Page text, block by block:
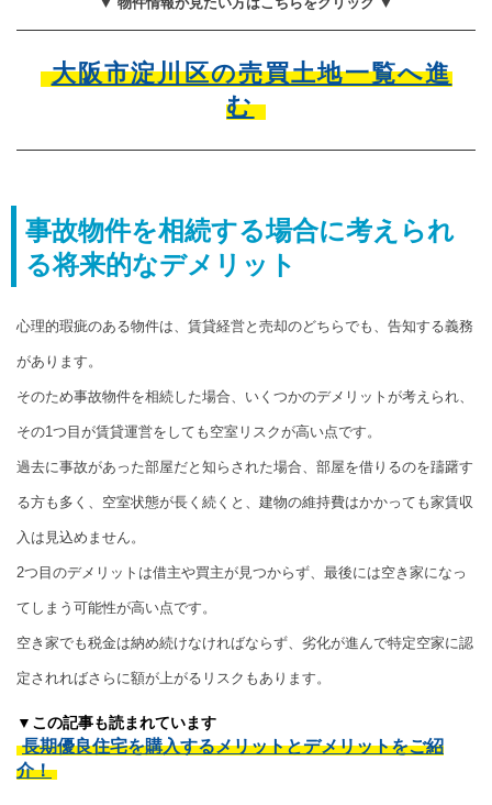
大阪市淀川区の売買土地一覧へ進
む
事故物件を相続する場合に考えられ
る将来的なデメリット
心理的瑕疵のある物件は、賃貸経営と売却のどちらでも、告知する義務
があります。
そのため事故物件を相続した場合、いくつかのデメリットが考えられ、
その1つ目が賃貸運営をしても空室リスクが高い点です。
過去に事故があった部屋だと知らされた場合、部屋を借りるのを躊躇す
る方も多く、空室状態が長く続くと、建物の維持費はかかっても家賃収
入は見込めません。
2つ目のデメリットは借主や買主が見つからず、最後には空き家になっ
てしまう可能性が高い点です。
空き家でも税金は納め続けなければならず、劣化が進んで特定空家に認
定されればさらに額が上がるリスクもあります。
▼この記事も読まれています
長期優良住宅を購入するメリットとデメリットをご紹
介！